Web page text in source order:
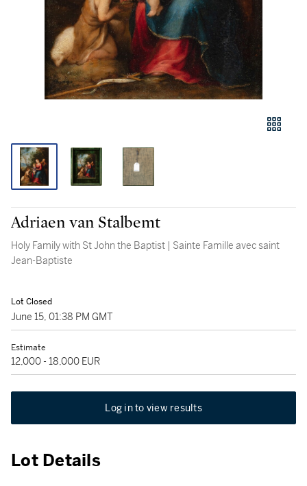
Adriaen van Stalbemt
Holy Family with St John the Baptist | Sainte Famille avec saint
Jean-Baptiste
Lot Closed
June 15, 01:38 PM GMT
Estimate
12,000 - 18,000 EUR
Log in to view results
Lot Details